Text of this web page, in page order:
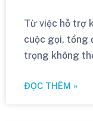
Từ việc hỗ trợ
cuộc gọi, tổng
trọng không
ĐỌC THÊM »